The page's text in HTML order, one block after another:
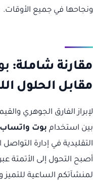
ونجاحها في جميع الأوقات.
مقارنة شاملة:
مقابل الحلول
لإبراز الفارق الجوهري
بين استخدام بوت
التقليدية في إدارة
أصبح التحول إلى الأتمتة
لمنشآتكم الساعية